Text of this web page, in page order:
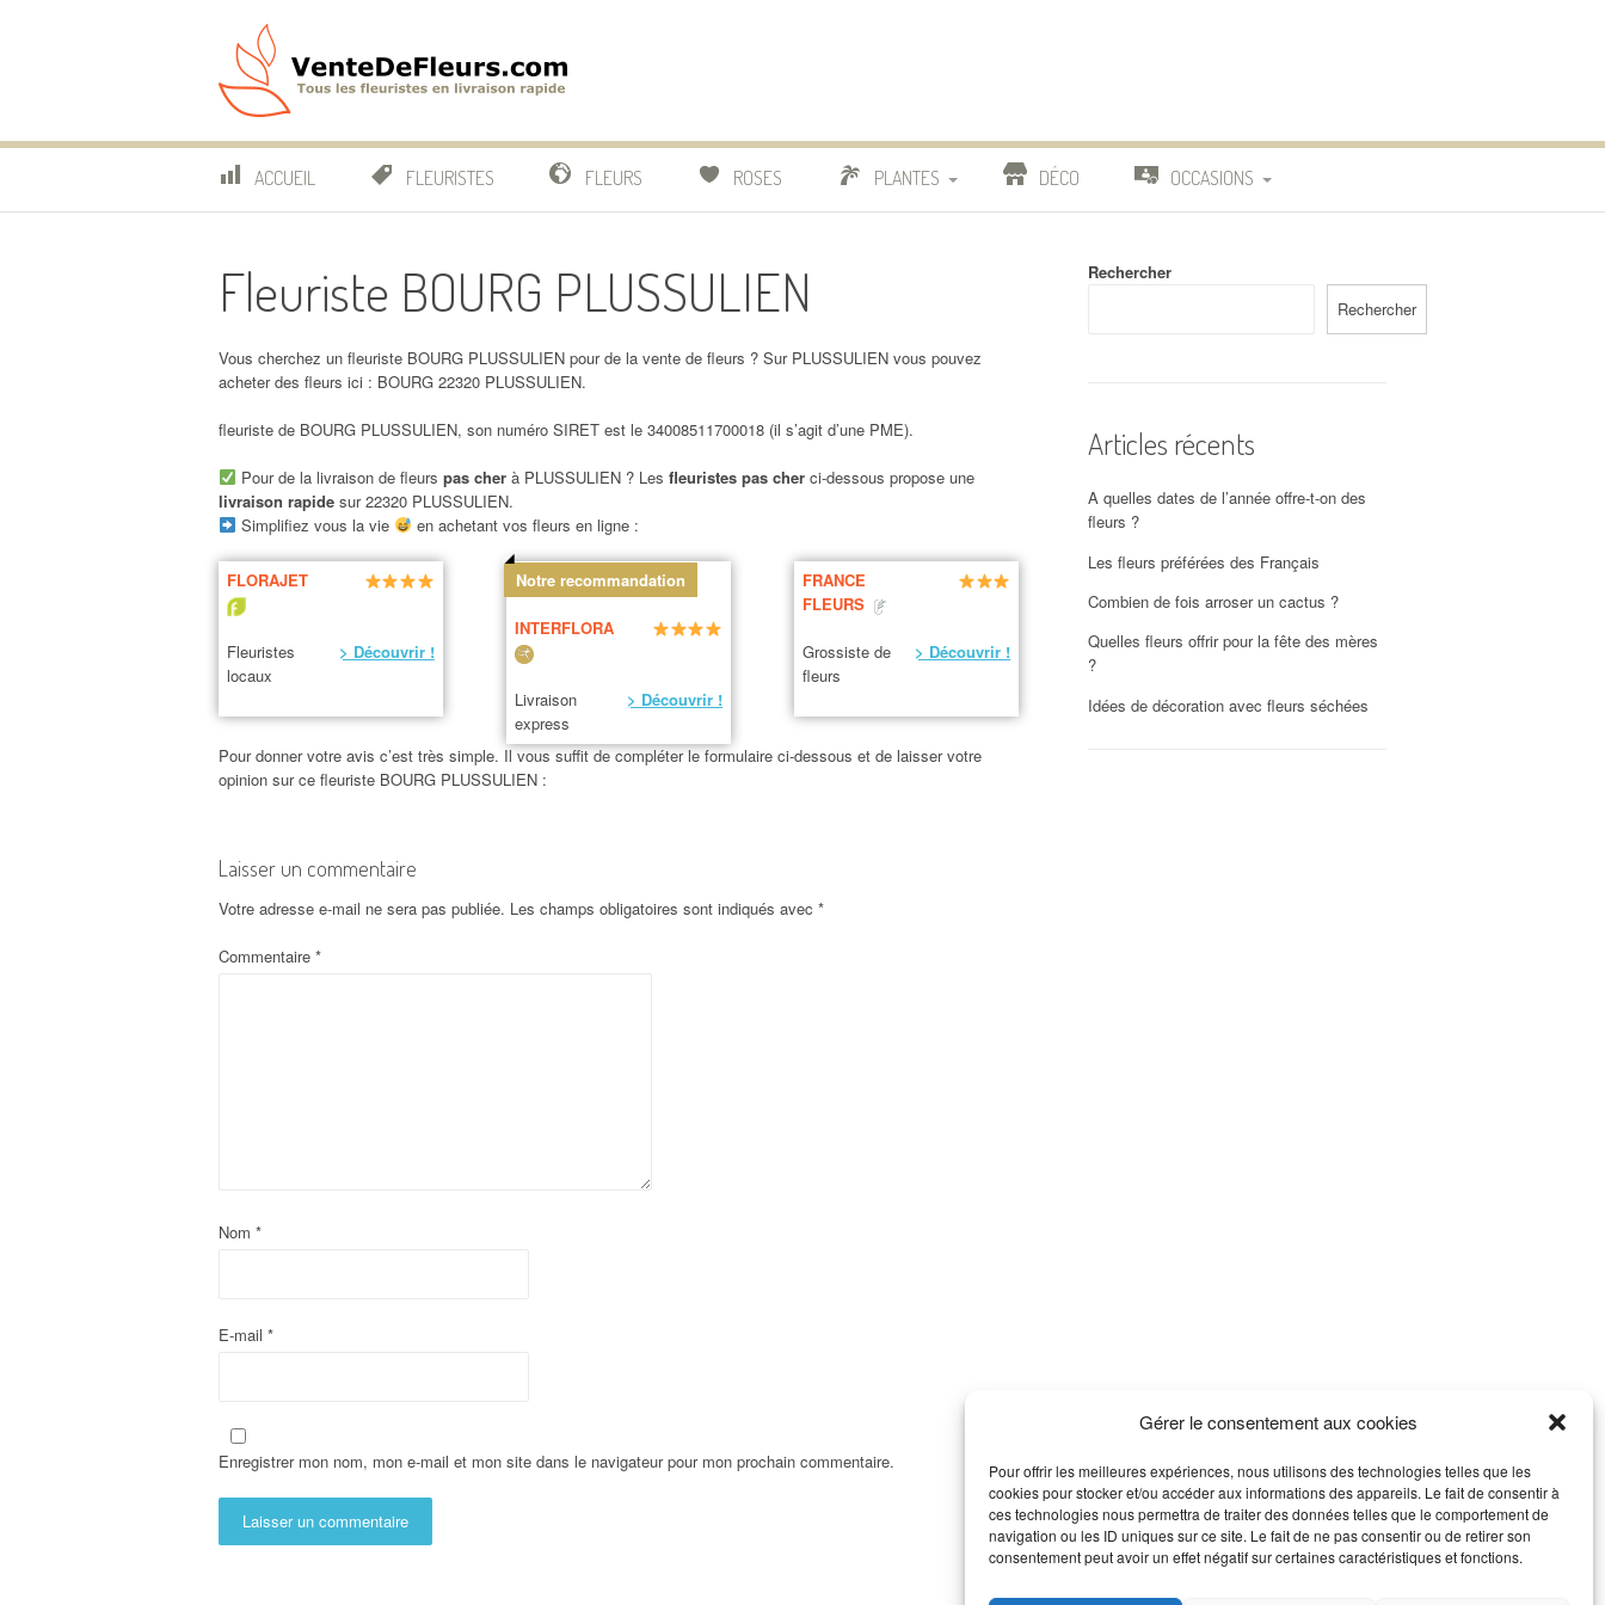
Gérer le consentement aux cookies
Pour offrir les meilleures expériences, nous utilisons des technologies telles que les
cookies pour stocker et/ou accéder aux informations des appareils. Le fait de consentir à
ces technologies nous permettra de traiter des données telles que le comportement de
navigation ou les ID uniques sur ce site. Le fait de ne pas consentir ou de retirer son
consentement peut avoir un effet négatif sur certaines caractéristiques et fonctions.
VenteDeFleurs.com
ACCUEIL FLEURISTES FLEURS ROSES PLANTES
BONSAI
DÉCO OCCASIONS
Fleuriste BOURG PLUSSULIEN
Vous cherchez un fleuriste BOURG PLUSSULIEN pour de la vente de fleurs ? Sur PLUSSULIEN vous pouvez
acheter des fleurs ici : BOURG 22320 PLUSSULIEN.
fleuriste de BOURG PLUSSULIEN, son numéro SIRET est le 34008511700018 (il s’agit d’une PME).
Pour de la livraison de fleurs pas cherà PLUSSULIEN ? Les fleuristes pas cher ci-dessous propose une
livraison rapide sur 22320 PLUSSULIEN.
Simplifiez vous la vie
en achetant vos fleurs en ligne :
FLORAJET
Fleuristes
locaux
> Découvrir !
Notre recommandation
INTERFLORA
Livraison
express
> Découvrir !
FRANCE
FLEURS
Grossiste de
fleurs
> Découvrir !
Pour donner votre avis c’est très simple. Il vous suffit de compléter le formulaire ci-dessous et de laisser votre
opinion sur ce fleuriste BOURG PLUSSULIEN :
Laisser un commentaire
Votre adresse e-mail ne sera pas publiée. Les champs obligatoires sont indiqués avec *
Commentaire *
Nom *
E-mail *
Enregistrer mon nom, mon e-mail et mon site dans le navigateur pour mon prochain commentaire.
Rechercher
Rechercher
Articles récents
A quelles dates de l’année offre-t-on des
fleurs ?
Les fleurs préférées des Français
Combien de fois arroser un cactus ?
Quelles fleurs offrir pour la fête des mères
?
Idées de décoration avec fleurs séchées